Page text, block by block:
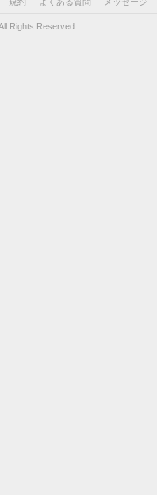
Rights Reserved.